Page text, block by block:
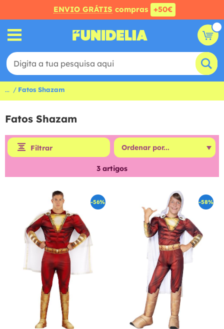
ENVIO GRÁTIS compras +50€
... Fatos Shazam
Fatos Shazam
Filtrar
3 artigos
-56% -58%